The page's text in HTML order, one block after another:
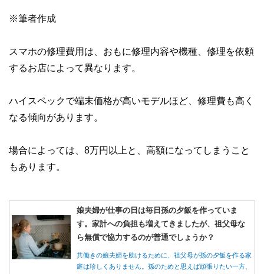
※筆者作成
スマホの修理費用は、おもに修理内容や機種、修理を依頼
するお店によって異なります。
ハイスペックで端末価格が高いモデルほど、修理費も高く
なる傾向があります。
場合によっては、8万円以上と、高額になってしまうこと
もあります。
娘夫婦が仕事の日は毎日孫の夕飯を作っていま
す。家計への負担も増えてきましたが、祖父母な
ら無償で協力するのが普通でしょうか？
共働きの娘夫婦を助けるために、祖父母が孫の夕飯を作る家
庭は珍しくありません。孫のためと思えば頑張りたい一方、